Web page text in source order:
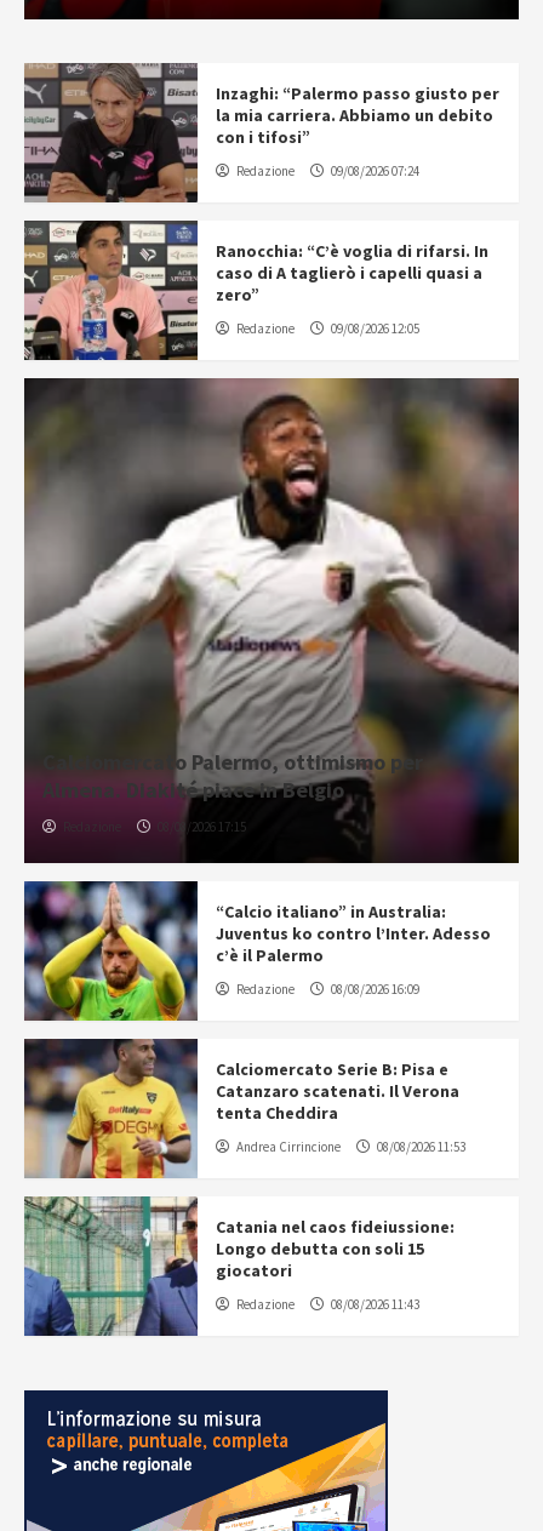
Inzaghi: “Palermo passo giusto per
la mia carriera. Abbiamo un debito
con i tifosi”
Redazione 09/08/2026 07:24
Ranocchia: “C’è voglia di rifarsi. In
caso di A taglierò i capelli quasi a
zero”
Redazione 09/08/2026 12:05
Calciomercato Palermo, ottimismo per
Almena. Diakité piace in Belgio
08/08/2026 17:15
“Calcio italiano” in Australia:
Juventus ko contro l’Inter. Adesso
c’è il Palermo
Redazione 08/08/2026 16:09
Calciomercato Serie B: Pisa e
Catanzaro scatenati. Il Verona
tenta Cheddira
Andrea Cirrincione 08/08/2026 11:53
Catania nel caos fideiussione:
Longo debutta con soli 15
giocatori
Redazione 08/08/2026 11:43